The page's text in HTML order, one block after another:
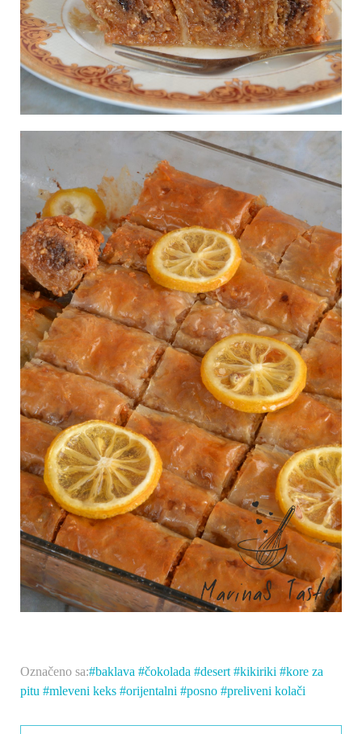
Označeno sa: baklava čokolada desert kikiriki
kore za
pitu
mleveni keks orijentalni posno preliveni kolači